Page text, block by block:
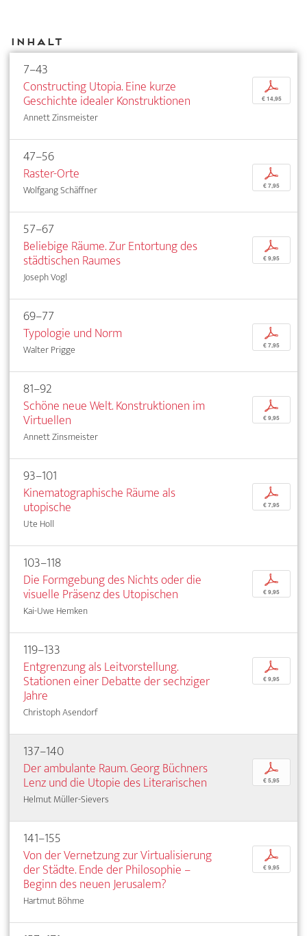
Inhalt
7–43
Constructing Utopia. Eine kurze
Geschichte idealer Konstruktionen
Annett Zinsmeister
p
€ 14,95
47–56
Raster-Orte
Wolfgang Schäffner
p
€ 7,95
57–67
Beliebige Räume. Zur Entortung des
städtischen Raumes
Joseph Vogl
p
€ 9,95
69–77
Typologie und Norm
Walter Prigge
p
€ 7,95
81–92
Schöne neue Welt. Konstruktionen im
Virtuellen
Annett Zinsmeister
p
€ 9,95
93–101
Kinematographische Räume als
utopische
Ute Holl
p
€ 7,95
103–118
Die Formgebung des Nichts oder die
visuelle Präsenz des Utopischen
Kai-Uwe Hemken
p
€ 9,95
119–133
Entgrenzung als Leitvorstellung.
Stationen einer Debatte der sechziger
Jahre
Christoph Asendorf
p
€ 9,95
137–140
Der ambulante Raum. Georg Büchners
Lenz und die Utopie des Literarischen
Helmut Müller-Sievers
p
€ 5,95
141–155
Von der Vernetzung zur Virtualisierung
der Städte. Ende der Philosophie –
Beginn des neuen Jerusalem?
Hartmut Böhme
p
€ 9,95